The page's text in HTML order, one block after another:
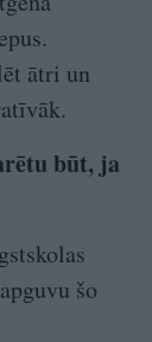
ātri un
būt, ja
šo